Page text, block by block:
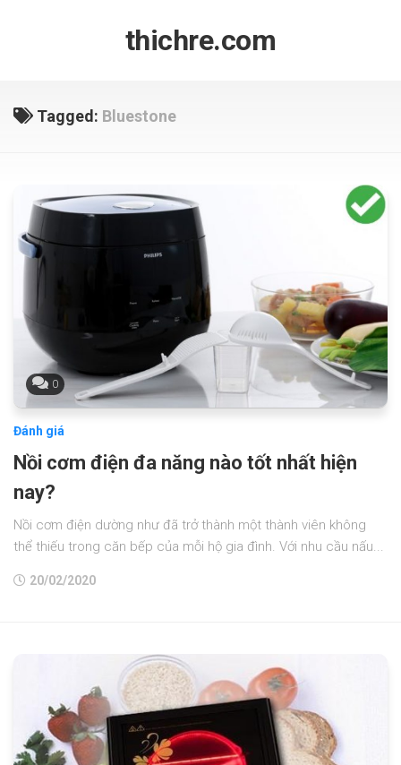
thichre.com
Tagged: Bluestone
0
Đánh giá
Nồi cơm điện đa năng nào tốt nhất hiện
nay?
Nồi cơm điện dường như đã trở thành một thành viên không
thể thiếu trong căn bếp của mỗi hộ gia đình. Với nhu cầu nấu...
20/02/2020